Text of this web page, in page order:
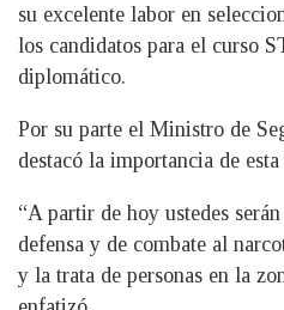
su excelente labor en
los candidatos para el curso
diplomático.
Por su parte el Ministro de
destacó la importancia de
“A partir de hoy ustedes
defensa y de combate al
y la trata de personas en la